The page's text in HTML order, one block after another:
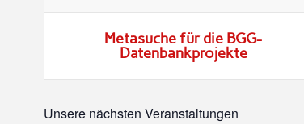
Metasuche für die BGG-
Datenbankprojekte
Unsere nächsten Veranstaltungen